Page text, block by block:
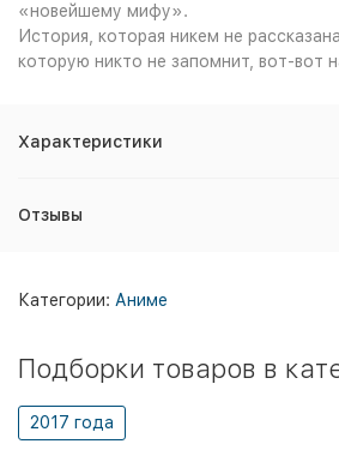
«новейшему мифу».
История, которая никем не
которую никто не запомнит, вот-вот
Характеристики
Отзывы
Категории: Аниме
Подборки товаров в
2017 года